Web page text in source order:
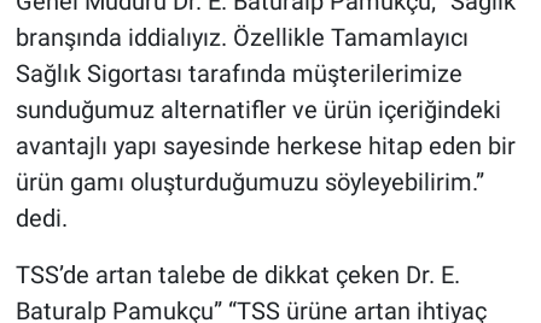
branşında iddialıyız. Özellikle Tamamlayıcı
Sağlık Sigortası tarafında müşterilerimize
sunduğumuz alternatifler ve ürün içeriğindeki
avantajlı yapı sayesinde herkese hitap eden bir
ürün gamı oluşturduğumuzu söyleyebilirim.”
dedi.
TSS’de artan talebe de dikkat çeken Dr. E.
Baturalp Pamukçu” “TSS ürüne artan ihtiyaç